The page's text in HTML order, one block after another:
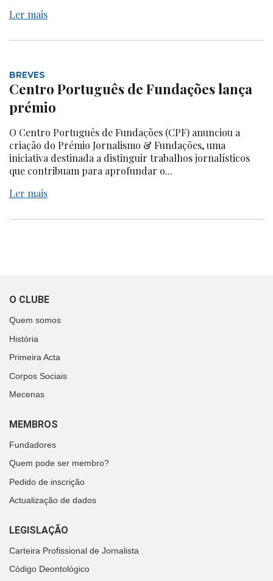
Ler mais
BREVES
Centro Português de Fundações lança
prémio
O Centro Português de Fundações (CPF) anunciou a
criação do Prémio Jornalismo & Fundações, uma
iniciativa destinada a distinguir trabalhos jornalísticos
que contribuam para aprofundar o...
Ler mais
O CLUBE
Quem somos
História
Primeira Acta
Corpos Sociais
Mecenas
MEMBROS
Fundadores
Quem pode ser membro?
Pedido de inscrição
Actualização de dados
LEGISLAÇÃO
Carteira Profissional de Jornalista
Código Deontológico